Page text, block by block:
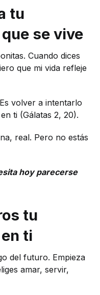
tu
se vive
Cuando dices
que mi vida refleje
volver a intentarlo
ti (Gálatas 2, 20).
real. Pero no estás
hoy parecerse
tu
ti
del futuro. Empieza
amar, servir,